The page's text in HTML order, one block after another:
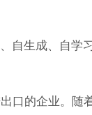
自生成、自学
口的企业。随